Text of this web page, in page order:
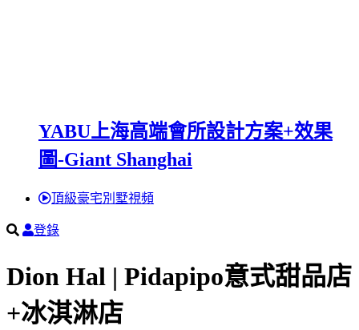
YABU上海高端會所設計方案+效果
圖-Giant Shanghai
頂級豪宅別墅視頻
登錄
Dion Hal | Pidapipo意式甜品店
+冰淇淋店